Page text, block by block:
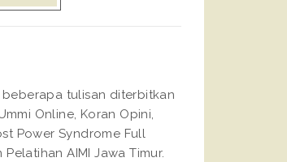
beberapa tulisan diterbitkan
Online, Koran Opini,
Power Syndrome Full
AIMI Jawa Timur.